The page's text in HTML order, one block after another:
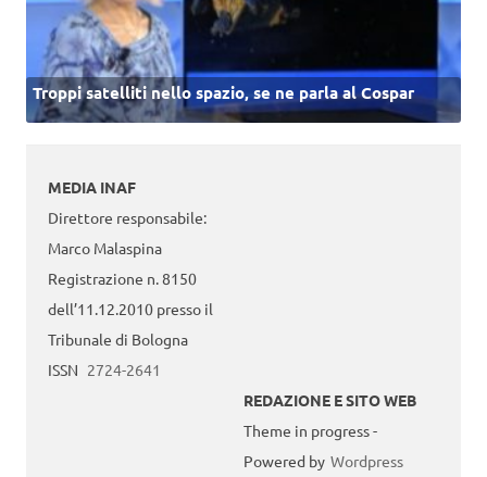
Troppi satelliti nello spazio, se ne parla al Cospar
MEDIA INAF
Direttore responsabile:
Marco Malaspina
Registrazione n. 8150
dell’11.12.2010 presso il
Tribunale di Bologna
ISSN 2724-2641
REDAZIONE E SITO WEB
Theme in progress -
Powered by Wordpress